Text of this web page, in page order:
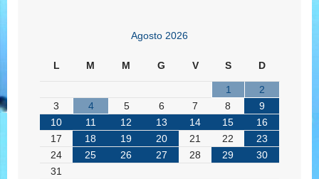
Agosto 2026
L M M G V S D
1
2
3
4 5 6 7 8
9
10
11 12 13 14 15
16
17
18 19 20 21 22
23
24
25 26 27 28 29
30
31